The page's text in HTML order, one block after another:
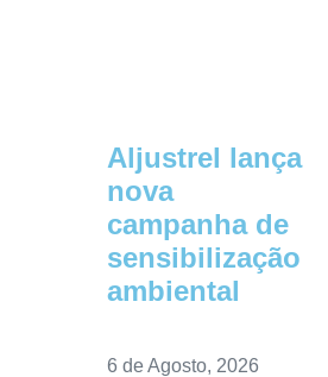
Aljustrel lança
nova
campanha de
sensibilização
ambiental
6 de Agosto, 2026